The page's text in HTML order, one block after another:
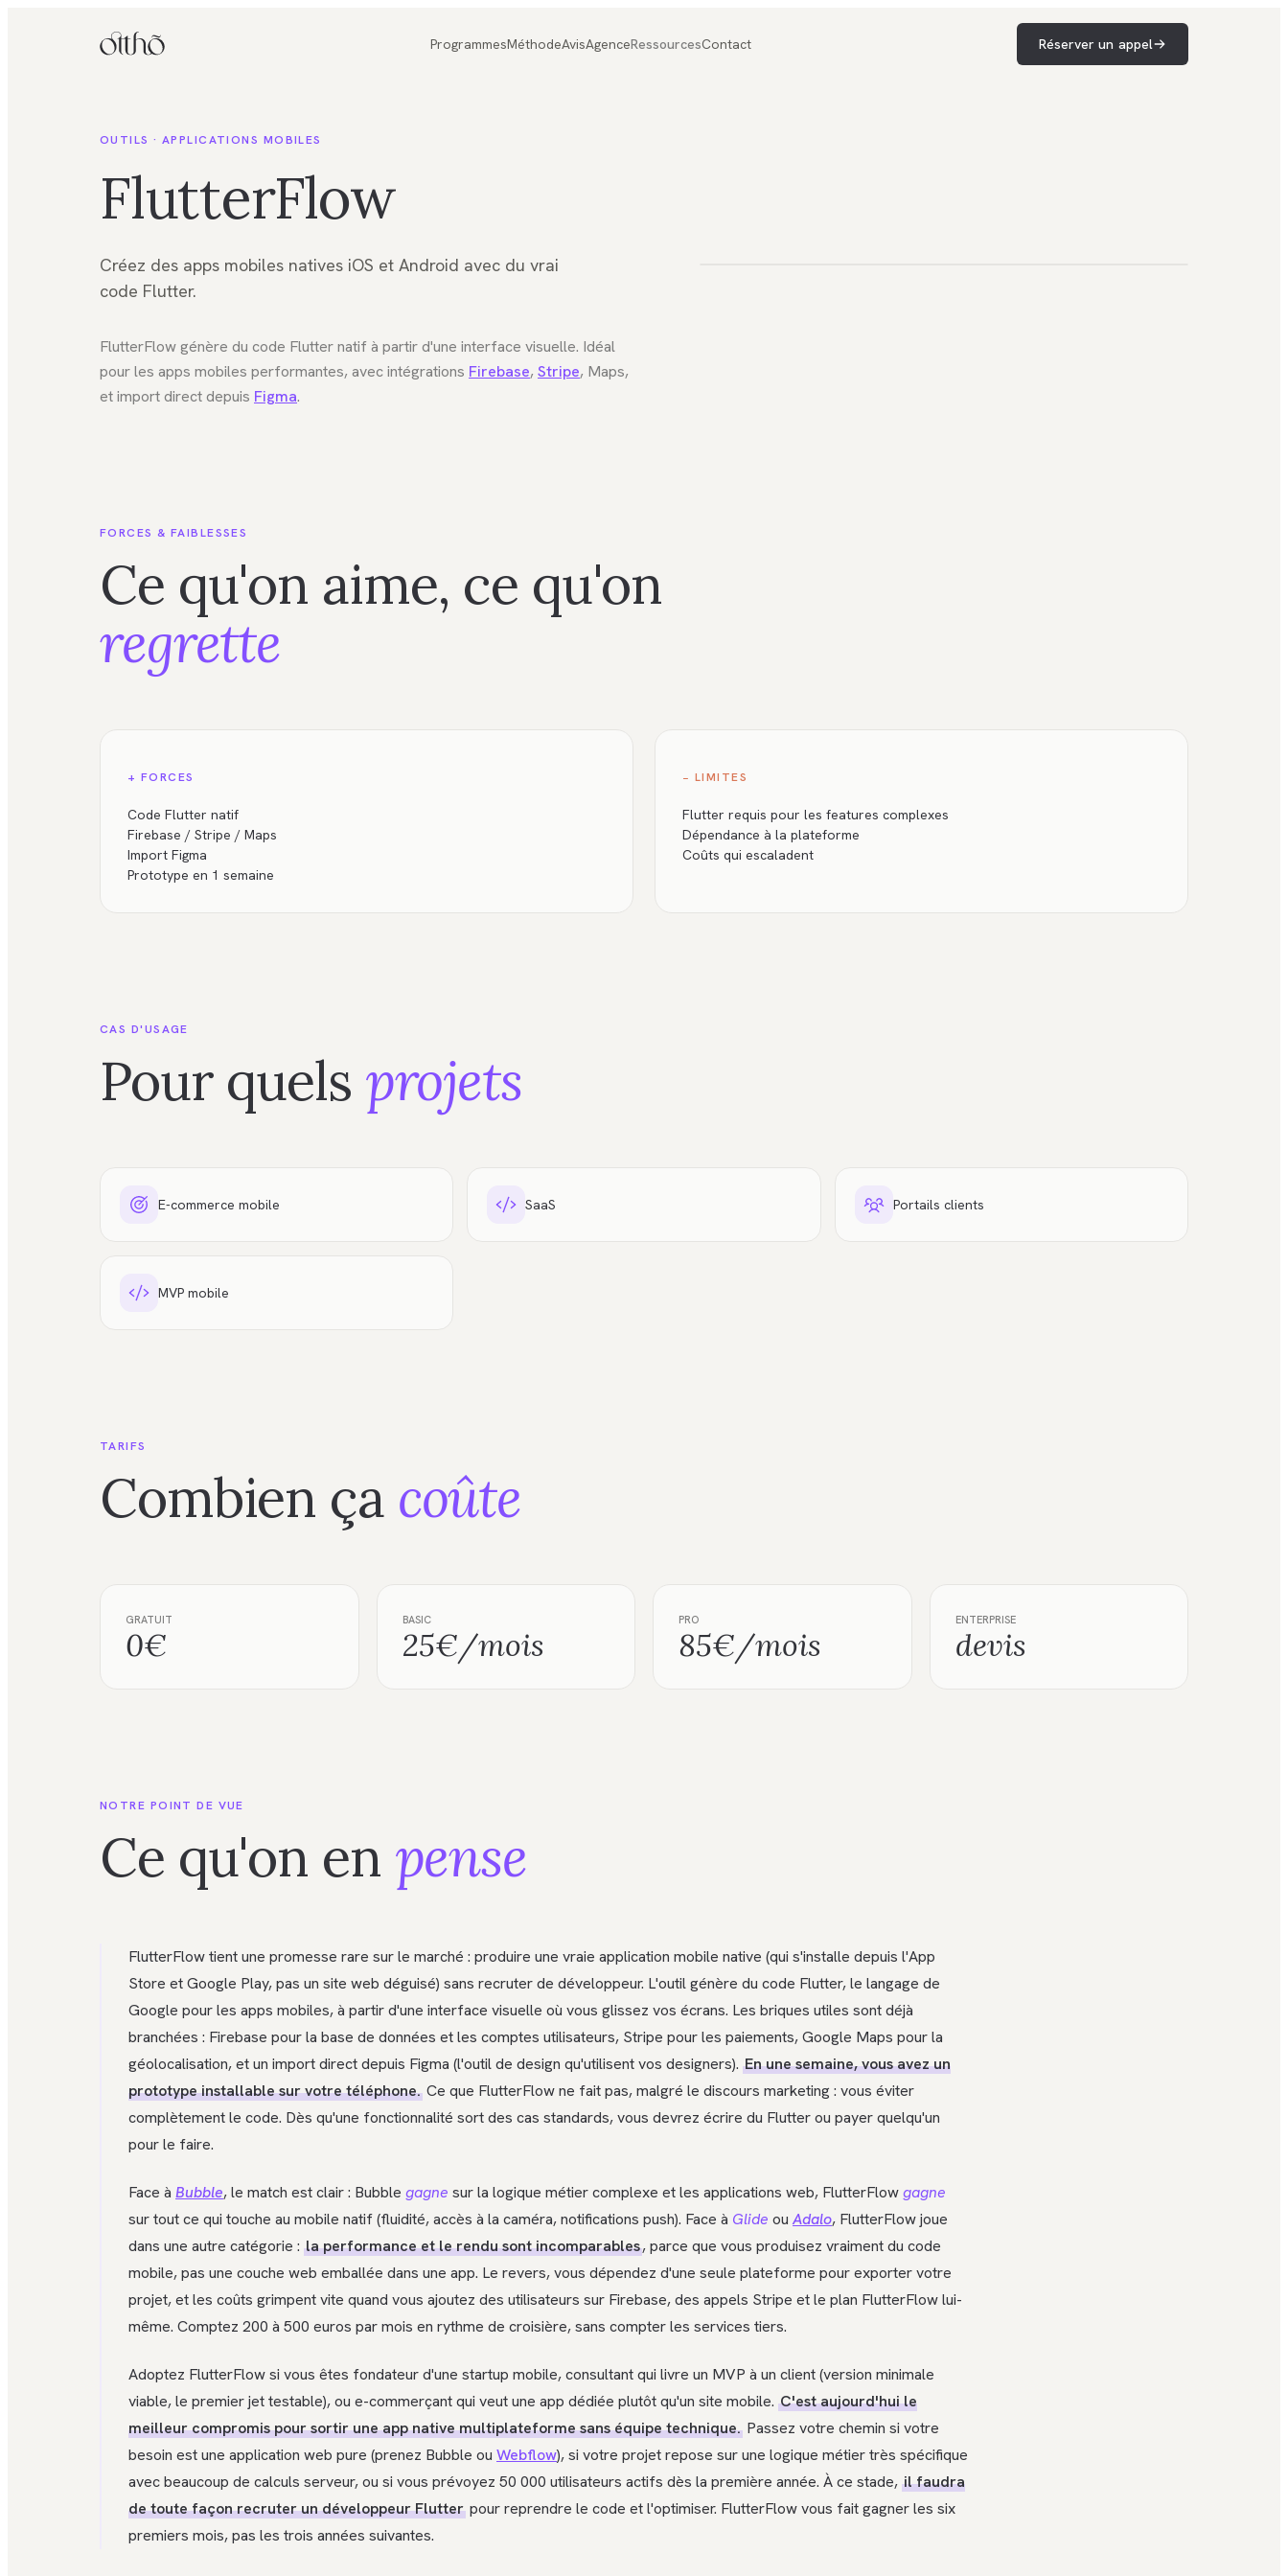
ProgrammesMéthodeAvisAgenceRessourcesContact Réserver un appel
OUTILS · APPLICATIONS MOBILES
FlutterFlow
Créez des apps mobiles natives iOS et Android avec du vrai
code Flutter.
FlutterFlow génère du code Flutter natif à partir d'une interface visuelle. Idéal
pour les apps mobiles performantes, avec intégrations Firebase, Stripe, Maps,
et import direct depuis Figma.
FORCES & FAIBLESSES
Ce qu'on aime, ce qu'on
regrette
+ FORCES
Code Flutter natif
Firebase / Stripe / Maps
Import Figma
Prototype en 1 semaine
− LIMITES
Flutter requis pour les features complexes
Dépendance à la plateforme
Coûts qui escaladent
CAS D'USAGE
Pour quels projets
E-commerce mobile SaaS Portails clients
MVP mobile
TARIFS
Combien ça coûte
GRATUIT
0€
BASIC
25€/mois
PRO
85€/mois
ENTERPRISE
devis
NOTRE POINT DE VUE
Ce qu'on en pense
FlutterFlow tient une promesse rare sur le marché : produire une vraie application mobile native (qui s'installe depuis l'App
Store et Google Play, pas un site web déguisé) sans recruter de développeur. L'outil génère du code Flutter, le langage de
Google pour les apps mobiles, à partir d'une interface visuelle où vous glissez vos écrans. Les briques utiles sont déjà
branchées : Firebase pour la base de données et les comptes utilisateurs, Stripe pour les paiements, Google Maps pour la
géolocalisation, et un import direct depuis Figma (l'outil de design qu'utilisent vos designers). En une semaine, vous avez un
prototype installable sur votre téléphone. Ce que FlutterFlow ne fait pas, malgré le discours marketing : vous éviter
complètement le code. Dès qu'une fonctionnalité sort des cas standards, vous devrez écrire du Flutter ou payer quelqu'un
pour le faire.
Face à Bubble, le match est clair : Bubble gagne sur la logique métier complexe et les applications web, FlutterFlowgagne
sur tout ce qui touche au mobile natif (fluidité, accès à la caméra, notifications push). Face à Glide ou Adalo, FlutterFlow joue
dans une autre catégorie : la performance et le rendu sont incomparables, parce que vous produisez vraiment du code
mobile, pas une couche web emballée dans une app. Le revers, vous dépendez d'une seule plateforme pour exporter votre
projet, et les coûts grimpent vite quand vous ajoutez des utilisateurs sur Firebase, des appels Stripe et le plan FlutterFlow lui-
même. Comptez 200 à 500 euros par mois en rythme de croisière, sans compter les services tiers.
Adoptez FlutterFlow si vous êtes fondateur d'une startup mobile, consultant qui livre un MVP à un client (version minimale
viable, le premier jet testable), ou e-commerçant qui veut une app dédiée plutôt qu'un site mobile. C'est aujourd'hui le
meilleur compromis pour sortir une app native multiplateforme sans équipe technique. Passez votre chemin si votre
besoin est une application web pure (prenez Bubble ou Webflow), si votre projet repose sur une logique métier très spécifique
avec beaucoup de calculs serveur, ou si vous prévoyez 50 000 utilisateurs actifs dès la première année. À ce stade, il faudra
de toute façon recruter un développeur Flutter pour reprendre le code et l'optimiser. FlutterFlow vous fait gagner les six
premiers mois, pas les trois années suivantes.